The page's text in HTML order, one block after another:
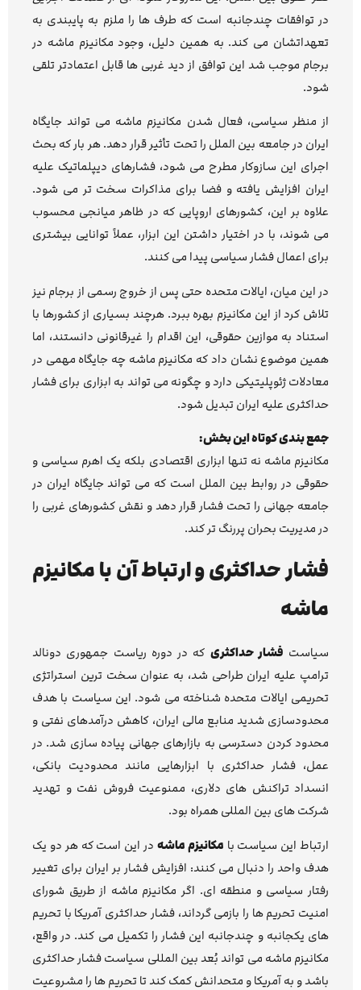
در توافقات چندجانبه است که طرف ها را ملزم به پایبندی به
تعهداتشان می کند. به همین دلیل، وجود مکانیزم ماشه در
برجام موجب شد این توافق از دید غربی ها قابل اعتمادتر تلقی
شود.
از منظر سیاسی، فعال شدن مکانیزم ماشه می تواند جایگاه
ایران در جامعه بین الملل را تحت تأثیر قرار دهد. هر بار که بحث
اجرای این سازوکار مطرح می شود، فشارهای دیپلماتیک علیه
ایران افزایش یافته و فضا برای مذاکرات سخت تر می شود.
علاوه بر این، کشورهای اروپایی که در ظاهر میانجی محسوب
می شوند، با در اختیار داشتن این ابزار، عملاً توانایی بیشتری
برای اعمال فشار سیاسی پیدا می کنند.
در این میان، ایالات متحده حتی پس از خروج رسمی از برجام نیز
تلاش کرد از این مکانیزم بهره ببرد. هرچند بسیاری از کشورها با
استناد به موازین حقوقی، این اقدام را غیرقانونی دانستند، اما
همین موضوع نشان داد که مکانیزم ماشه چه جایگاه مهمی در
معادلات ژئوپلیتیکی دارد و چگونه می تواند به ابزاری برای فشار
حداکثری علیه ایران تبدیل شود.
جمع بندی کوتاه این بخش:
مکانیزم ماشه نه تنها ابزاری اقتصادی بلکه یک اهرم سیاسی و
حقوقی در روابط بین الملل است که می تواند جایگاه ایران در
جامعه جهانی را تحت فشار قرار دهد و نقش کشورهای غربی را
در مدیریت بحران پررنگ تر کند.
فشار حداکثری و ارتباط آن با مکانیزم
ماشه
سیاست فشار حداکثری که در دوره ریاست جمهوری دونالد
ترامپ علیه ایران طراحی شد، به عنوان سخت ترین استراتژی
تحریمی ایالات متحده شناخته می شود. این سیاست با هدف
محدودسازی شدید منابع مالی ایران، کاهش درآمدهای نفتی و
محدود کردن دسترسی به بازارهای جهانی پیاده سازی شد. در
عمل، فشار حداکثری با ابزارهایی مانند محدودیت بانکی،
انسداد تراکنش های دلاری، ممنوعیت فروش نفت و تهدید
شرکت های بین المللی همراه بود.
ارتباط این سیاست با مکانیزم ماشه در این است که هر دو یک
هدف واحد را دنبال می کنند: افزایش فشار بر ایران برای تغییر
رفتار سیاسی و منطقه ای. اگر مکانیزم ماشه از طریق شورای
امنیت تحریم ها را بازمی گرداند، فشار حداکثری آمریکا با تحریم
های یکجانبه و چندجانبه این فشار را تکمیل می کند. در واقع،
مکانیزم ماشه می تواند بُعد بین المللی سیاست فشار حداکثری
باشد و به آمریکا و متحدانش کمک کند تا تحریم ها را مشروعیت